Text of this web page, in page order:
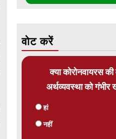
वोट करें
क्या कोरोनवायरस
अर्थव्यवस्था को गंभीर
हां
नहीं